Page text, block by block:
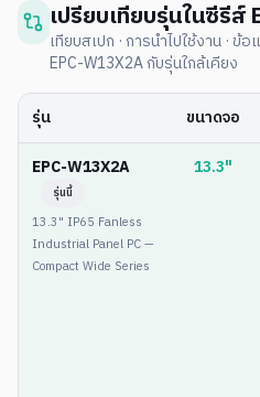
เปรียบเทียบรุ่นในซีรีส์
เทียบสเปก · การนำไปใช้งาน ·
EPC-W13X2Aกับรุ่นใกล้เคียง
รุ่น ขนาดจอ
EPC-W13X2A
รุ่นนี้
13.3" IP65 Fanless
Industrial Panel PC —
Compact Wide Series
13.3"